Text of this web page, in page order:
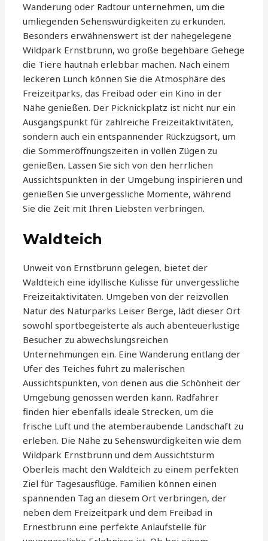
Wanderung oder Radtour unternehmen, um die
umliegenden Sehenswürdigkeiten zu erkunden.
Besonders erwähnenswert ist der nahegelegene
Wildpark Ernstbrunn, wo große begehbare Gehege
die Tiere hautnah erlebbar machen. Nach einem
leckeren Lunch können Sie die Atmosphäre des
Freizeitparks, das Freibad oder ein Kino in der
Nähe genießen. Der Picknickplatz ist nicht nur ein
Ausgangspunkt für zahlreiche Freizeitaktivitäten,
sondern auch ein entspannender Rückzugsort, um
die Sommeröffnungszeiten in vollen Zügen zu
genießen. Lassen Sie sich von den herrlichen
Aussichtspunkten in der Umgebung inspirieren und
genießen Sie unvergessliche Momente, während
Sie die Zeit mit Ihren Liebsten verbringen.
Waldteich
Unweit von Ernstbrunn gelegen, bietet der
Waldteich eine idyllische Kulisse für unvergessliche
Freizeitaktivitäten. Umgeben von der reizvollen
Natur des Naturparks Leiser Berge, lädt dieser Ort
sowohl sportbegeisterte als auch abenteuerlustige
Besucher zu abwechslungsreichen
Unternehmungen ein. Eine Wanderung entlang der
Ufer des Teiches führt zu malerischen
Aussichtspunkten, von denen aus die Schönheit der
Umgebung genossen werden kann. Radfahrer
finden hier ebenfalls ideale Strecken, um die
frische Luft und the atemberaubende Landschaft zu
erleben. Die Nähe zu Sehenswürdigkeiten wie dem
Wildpark Ernstbrunn und dem Aussichtsturm
Oberleis macht den Waldteich zu einem perfekten
Ziel für Tagesausflüge. Familien können einen
spannenden Tag an diesem Ort verbringen, der
neben dem Freizeitpark und dem Freibad in
Ernestbrunn eine perfekte Anlaufstelle für